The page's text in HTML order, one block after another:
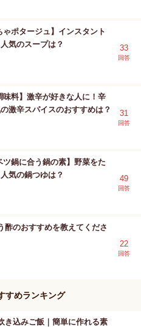
ゃポタージュ】インスタント
気のスープは？
33
回答
味料】激辛が好きな人に！辛
激辛スパイスのおすすめは？
31
回答
ツ鍋に合う鍋の素】野菜をた
気の鍋つゆは？
49
回答
酢のおすすめを教えてくださ
22
回答
すめランキング
き込みご飯｜簡単に作れる素